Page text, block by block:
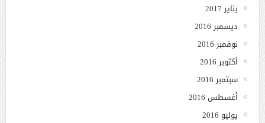
يناير 2017
ديسمبر 2016
نوفمبر 2016
أكتوبر 2016
سبتمبر 2016
أغسطس 2016
يوليو 2016